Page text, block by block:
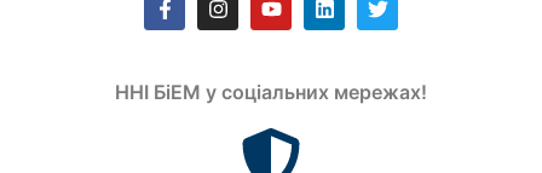
ННІ БіЕМ у соціальних мережах!